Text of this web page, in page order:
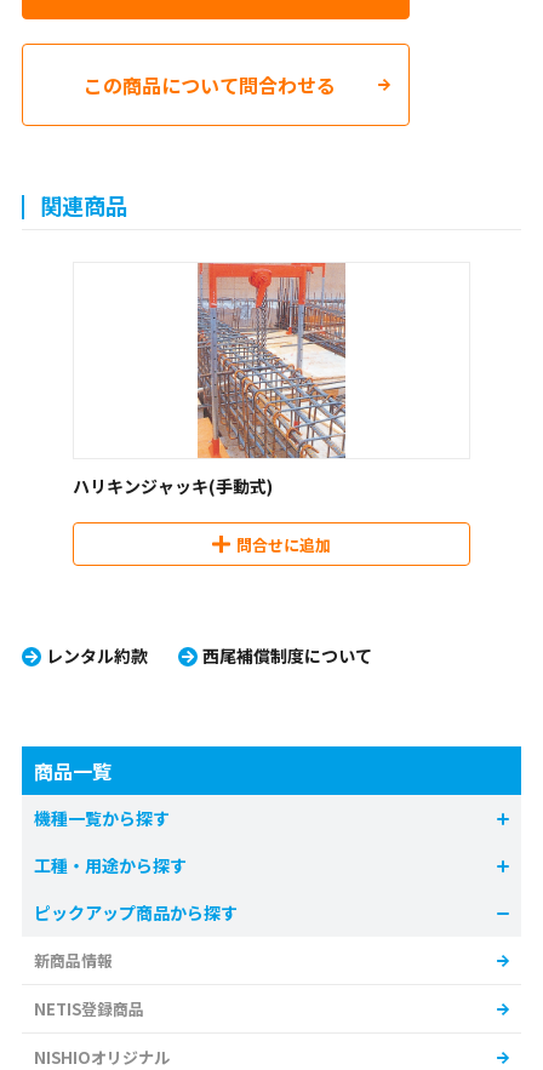
この商品について問合わせる
関連商品
ハリキンジャッキ(手動式)
問合せに追加
レンタル約款 西尾補償制度について
商品一覧
機種一覧から探す
工種・用途から探す
ピックアップ商品から探す
新商品情報
NETIS登録商品
NISHIOオリジナル